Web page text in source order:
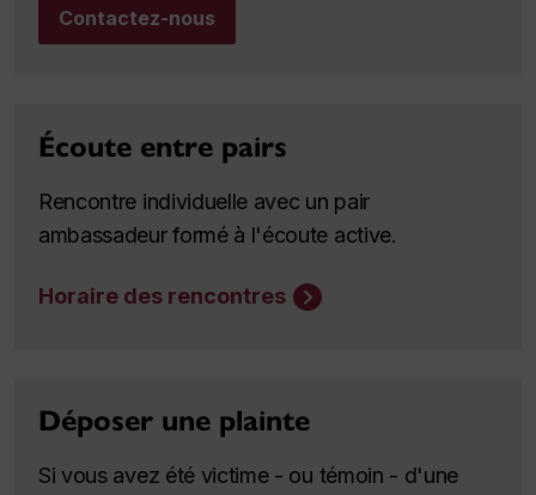
Contactez-nous
Écoute entre pairs
Rencontre individuelle avec un pair
ambassadeur formé à l'écoute active.
Horaire des rencontres
Déposer une plainte
Si vous avez été victime - ou témoin - d'une